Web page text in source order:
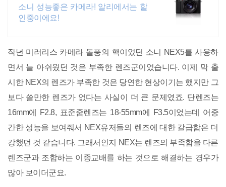
레스
소니 성능좋은 카메라! 알리에서는 할
인중이에요!
작년 미러리스 카메라 돌풍의 핵이었던 소니 NEX5를 사용하
면서 늘 아쉬웠던 것은 부족한 렌즈군이었습니다. 이제 막 출
시한 NEX의 렌즈가 부족한 것은 당연한 현상이기는 했지만 그
보다 쓸만한 렌즈가 없다는 사실이 더 큰 문제였죠. 단렌즈는
16mm에 F2.8, 표준줌렌즈는 18-55mm에 F3.5이었는데 어중
간한 성능을 보여줘서 NEX유저들의 렌즈에 대한 갈급함은 더
강했던 것 같습니다. 그래서인지 NEX는 렌즈의 부족함을 다른
렌즈군과 조합하는 이종교배를 하는 것으로 해결하는 경우가
많아 보이더군요.